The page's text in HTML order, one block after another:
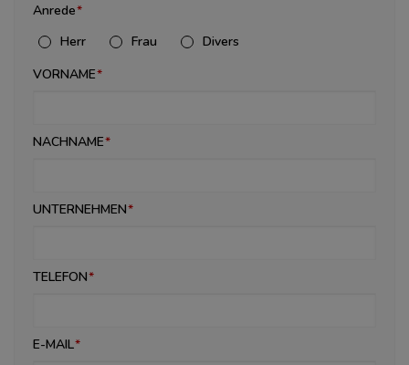
Anrede
Herr
Frau
Divers
VORNAME
NACHNAME
UNTERNEHMEN
TELEFON
E-MAIL